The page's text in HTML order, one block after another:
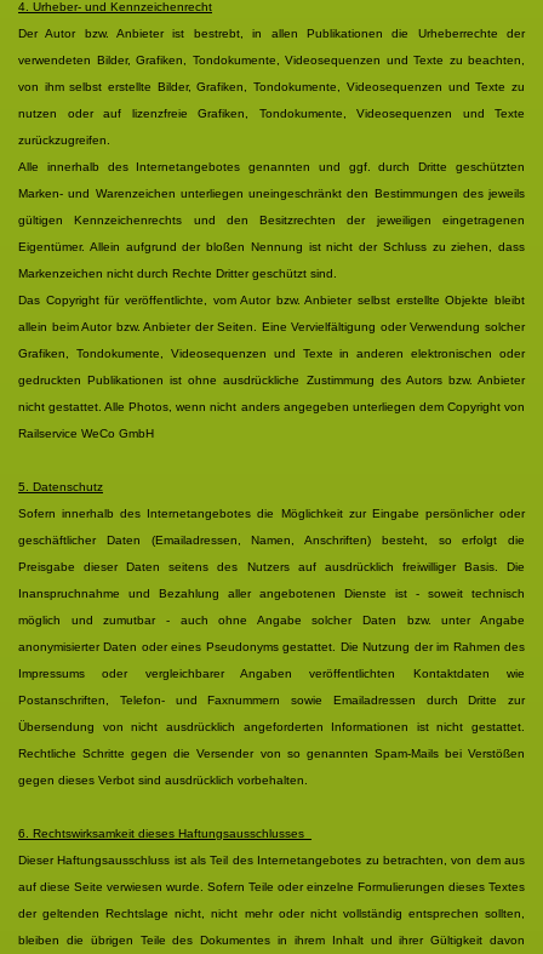
4. Urheber- und Kennzeichenrecht
Der Autor bzw. Anbieter ist bestrebt, in allen Publikationen die Urheberrechte der
verwendeten Bilder, Grafiken, Tondokumente, Videosequenzen und Texte zu beachten,
von ihm selbst erstellte Bilder, Grafiken, Tondokumente, Videosequenzen und Texte zu
nutzen oder auf lizenzfreie Grafiken, Tondokumente, Videosequenzen und Texte
zurückzugreifen.
Alle innerhalb des Internetangebotes genannten und ggf. durch Dritte geschützten
Marken- und Warenzeichen unterliegen uneingeschränkt den Bestimmungen des jeweils
gültigen Kennzeichenrechts und den Besitzrechten der jeweiligen eingetragenen
Eigentümer. Allein aufgrund der bloßen Nennung ist nicht der Schluss zu ziehen, dass
Markenzeichen nicht durch Rechte Dritter geschützt sind.
Das Copyright für veröffentlichte, vom Autor bzw. Anbieter selbst erstellte Objekte bleibt
allein beim Autor bzw. Anbieter der Seiten. Eine Vervielfältigung oder Verwendung solcher
Grafiken, Tondokumente, Videosequenzen und Texte in anderen elektronischen oder
gedruckten Publikationen ist ohne ausdrückliche Zustimmung des Autors bzw. Anbieter
nicht gestattet. Alle Photos, wenn nicht anders angegeben unterliegen dem Copyright von
Railservice WeCo GmbH
5. Datenschutz
Sofern innerhalb des Internetangebotes die Möglichkeit zur Eingabe persönlicher oder
geschäftlicher Daten (Emailadressen, Namen, Anschriften) besteht, so erfolgt die
Preisgabe dieser Daten seitens des Nutzers auf ausdrücklich freiwilliger Basis. Die
Inanspruchnahme und Bezahlung aller angebotenen Dienste ist - soweit technisch
möglich und zumutbar - auch ohne Angabe solcher Daten bzw. unter Angabe
anonymisierter Daten oder eines Pseudonyms gestattet. Die Nutzung der im Rahmen des
Impressums oder vergleichbarer Angaben veröffentlichten Kontaktdaten wie
Postanschriften, Telefon- und Faxnummern sowie Emailadressen durch Dritte zur
Übersendung von nicht ausdrücklich angeforderten Informationen ist nicht gestattet.
Rechtliche Schritte gegen die Versender von so genannten Spam-Mails bei Verstößen
gegen dieses Verbot sind ausdrücklich vorbehalten.
6. Rechtswirksamkeit dieses Haftungsausschlusses
Dieser Haftungsausschluss ist als Teil des Internetangebotes zu betrachten, von dem aus
auf diese Seite verwiesen wurde. Sofern Teile oder einzelne Formulierungen dieses Textes
der geltenden Rechtslage nicht, nicht mehr oder nicht vollständig entsprechen sollten,
bleiben die übrigen Teile des Dokumentes in ihrem Inhalt und ihrer Gültigkeit davon